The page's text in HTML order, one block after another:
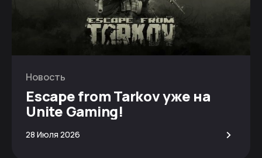
Новость
Escape from Tarkov уже на
Unite Gaming!
28 Июля 2026 >